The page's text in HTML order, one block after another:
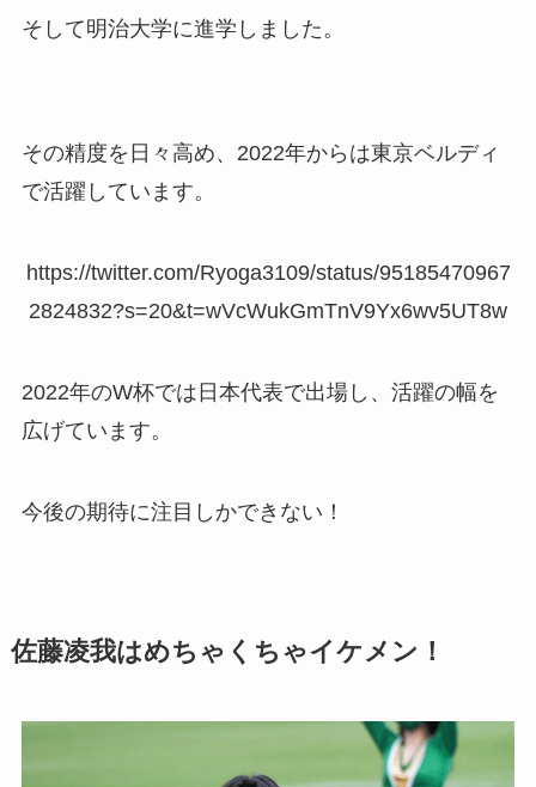
そして明治大学に進学しました。
その精度を日々高め、2022年からは東京ベルディ
で活躍しています。
https://twitter.com/Ryoga3109/status/95185470967
2824832?s=20&t=wVcWukGmTnV9Yx6wv5UT8w
2022年のW杯では日本代表で出場し、活躍の幅を
広げています。
今後の期待に注目しかできない！
佐藤凌我はめちゃくちゃイケメン！